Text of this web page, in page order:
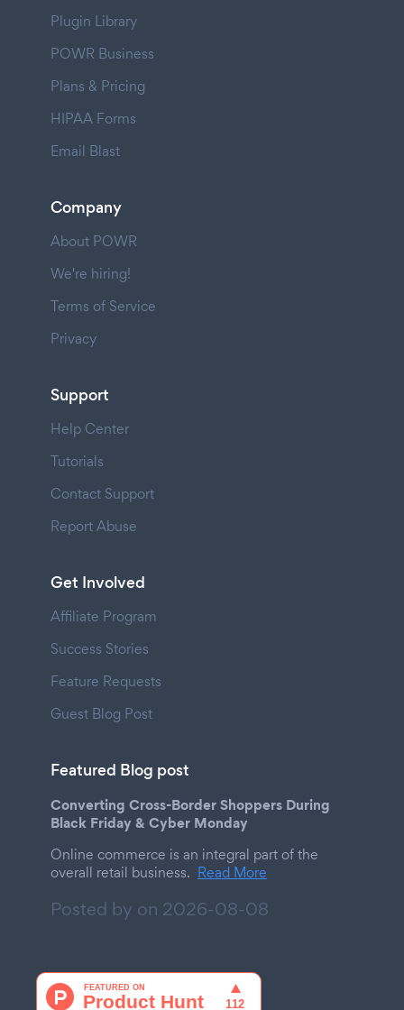
Plugin Library
POWR Business
Plans & Pricing
HIPAA Forms
Email Blast
Company
About POWR
We're hiring!
Terms of Service
Privacy
Support
Help Center
Tutorials
Contact Support
Report Abuse
Get Involved
Affiliate Program
Success Stories
Feature Requests
Guest Blog Post
Featured Blog post
Converting Cross-Border Shoppers During
Black Friday & Cyber Monday
Online commerce is an integral part of the
overall retail business. Read More
Posted by on 2026-08-08